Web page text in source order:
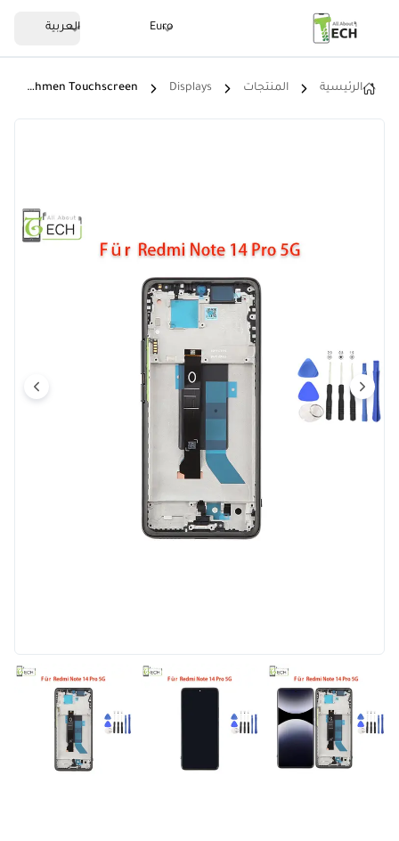
Euro العربية
الرئيسية المنتجات Displays
Für Xiaomi Redmi Note 14 Pro 5G 24090RA29G LCD Display Mit Rahmen Touchscreen